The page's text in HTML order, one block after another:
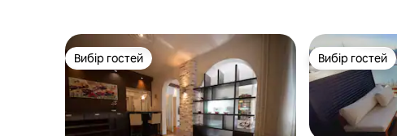
Вибір гостей
Вибір гостей Вибір гостей
Вибір гостей